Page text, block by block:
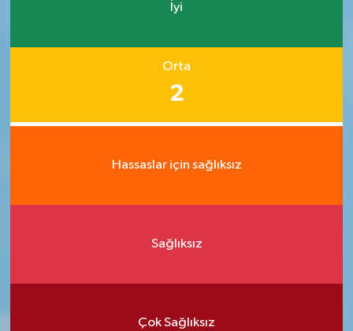
İyi
Orta
2
Hassaslar için sağlıksız
Sağlıksız
Çok Sağlıksız